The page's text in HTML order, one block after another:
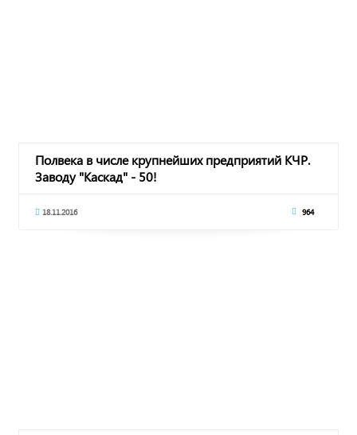
Полвека в числе крупнейших предприятий КЧР.
Заводу "Каскад" - 50!
18.11.2016 964